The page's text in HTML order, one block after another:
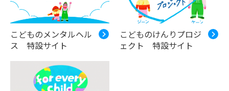
こどものメンタルヘル
ス 特設サイト
こどものけんりプロジ
ェクト 特設サイト